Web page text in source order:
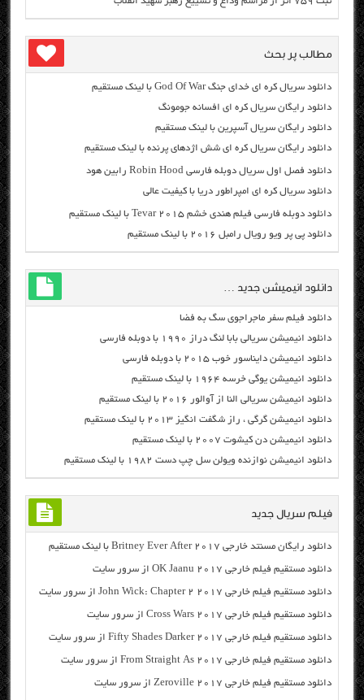
مطالب پر بحث
دانلود سریال کره ای خدای جنگ God Of War با لینک مستقیم
دانلود رایگان سریال کره ای افسانه جومونگ
دانلود رایگان سریال آسپرین با لینک مستقیم
دانلود رایگان سریال کره ای شش اژدهای پرنده با لینک مستقیم
دانلود فصل اول سریال دوبله فارسی Robin Hood رابین هود
دانلود سریال کره ای امپراطور دریا با کیفیت عالی
دانلود دوبله فارسی فیلم هندی خشم Tevar ۲۰۱۵ با لینک مستقیم
دانلود پی پر ویو رویال رامبل ۲۰۱۶ با لینک مستقیم
دانلود انیمیشن جدید …
دانلود فیلم سفر ماجراجوی سگ به فضا
دانلود انیمیشن سریالی بابا لنگ دراز ۱۹۹۰ با دوبله فارسی
دانلود انیمیشن دایناسور خوب ۲۰۱۵ با دوبله فارسی
دانلود انیمیشن یوگی خرسه ۱۹۶۴ با لینک مستقیم
دانلود انیمیشن سریالی النا از آوالور ۲۰۱۶ با لینک مستقیم
دانلود انیمیشن گرگی ، راز شگفت انگیز ۲۰۱۳ با لینک مستقیم
دانلود انیمیشن دن کیشوت ۲۰۰۷ با لینک مستقیم
دانلود انیمیشن نوازنده ویولن سل چپ دست ۱۹۸۲ با لینک مستقیم
فیلم سریال جدید
دانلود رایگان مسنتد خارجی Britney Ever After 2017 با لینک مستقیم
دانلود مستقیم فیلم خارجی OK Jaanu 2017 از سرور سایت
دانلود مستقیم فیلم خارجی John Wick: Chapter 2 2017 از سرور سایت
دانلود مستقیم فیلم خارجی Cross Wars 2017 از سرور سایت
دانلود مستقیم فیلم خارجی Fifty Shades Darker 2017 از سرور سایت
دانلود مستقیم فیلم خارجی From Straight As 2017 از سرور سایت
دانلود مستقیم فیلم خارجی Zeroville 2017 از سرور سایت